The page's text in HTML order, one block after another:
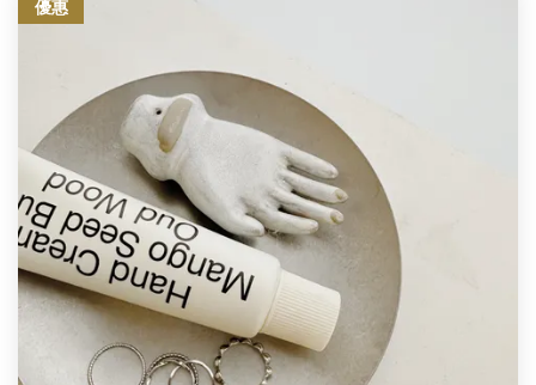
優惠